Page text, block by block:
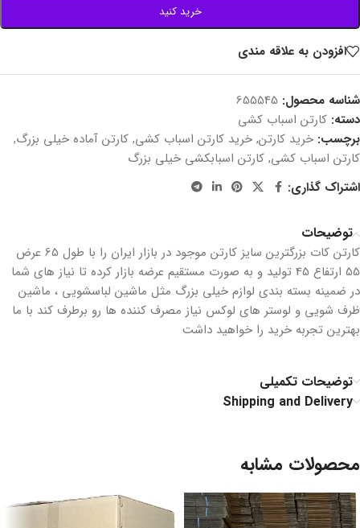
خرید کنید
افزودن به علاقه مندی
شناسه محصول: 655545
دسته: کارتن اسباب کشی
برچسب: خرید کارتن, خرید کارتن اسباب کشی, کارتن آماده خیلی بزرگ,
کارتن اسباب کشی, کارتن اسبابکشی خیلی بزرگ
اشتراک گذاری:
توضیحات
کارتن کات بزرگترین سایز کارتن موجود در بازار ایران را با طول 65 عرض
55 ارتفاع 45 تولید و به صورت مستقیم عرضه بازار کرده تا نیاز های شما
در ضمینه بسته بندی لوازم خیلی بزرگ مثل ماشین لباسشویی ، ماشین
ظرف شویی و لوستر های لوکس نیاز مصرف کننده ها رو برطرف کند با ما
بهترین تجربه خرید را خواهید داشت
توضیحات تکمیلی
Shipping and Delivery
محصولات مشابه